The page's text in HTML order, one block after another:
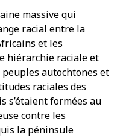
massive qui
racial entre la
et les
hiérarchie raciale et
autochtones et
raciales des
s’étaient formées au
contre les
la péninsule